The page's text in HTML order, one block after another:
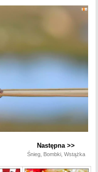
Następna >>
Śnieg, Bombki, Wstążka